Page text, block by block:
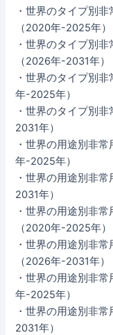
・世界のタイプ別
（2020年-2025年）
・世界のタイプ別
（2026年-2031年）
・世界のタイプ別
年-2025年）
・世界のタイプ別
2031年）
・世界の用途別非
年-2025年）
・世界の用途別非
2031年）
・世界の用途別非
（2020年-2025年）
・世界の用途別非
（2026年-2031年）
・世界の用途別非
年-2025年）
・世界の用途別非
2031年）